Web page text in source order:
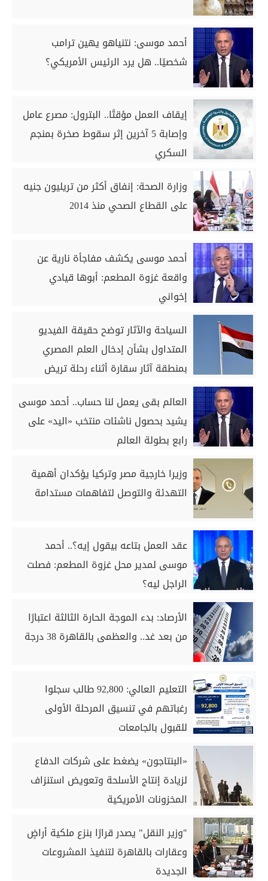
أحمد موسى: نتنياهو يهين ترامب
شخصيًا.. هل يرد الرئيس الأمريكي؟
إيقاف العمل مؤقتًا.. البترول: مصرع عامل
وإصابة 5 آخرين إثر سقوط صخرة بمنجم
السكري
وزارة الصحة: إنفاق أكثر من تريليون جنيه
على القطاع الصحي منذ 2014
أحمد موسى يكشف مفاجأة نارية عن
واقعة غزوة المطعم: أبوها قيادي
إخواني
السياحة والآثار توضح حقيقة الفيديو
المتداول بشأن إدخال العلم المصري
بمنطقة آثار سقارة أثناء رحلة تريض
العالم بقى يعمل لنا حساب.. أحمد موسى
يشيد بحصول ناشئات منتخب «اليد» على
رابع بطولة العالم
وزيرا خارجية مصر وتركيا يؤكدان أهمية
التهدئة والتوصل لتفاهمات مستدامة
عقد العمل بتاعه بيقول إيه؟.. أحمد
موسى لمدير محل غزوة المطعم: فصلت
الراجل ليه؟
الأرصاد: بدء الموجة الحارة الثالثة اعتبارًا
من بعد غد.. والعظمى بالقاهرة 38 درجة
التعليم العالي: 92,800 طالب سجلوا
رغباتهم في تنسيق المرحلة الأولى
للقبول بالجامعات
«البنتاجون» يضغط على شركات الدفاع
لزيادة إنتاج الأسلحة وتعويض استنزاف
المخزونات الأمريكية
"وزير النقل" يصدر قرارًا بنزع ملكية أراضٍ
وعقارات بالقاهرة لتنفيذ المشروعات
الجديدة